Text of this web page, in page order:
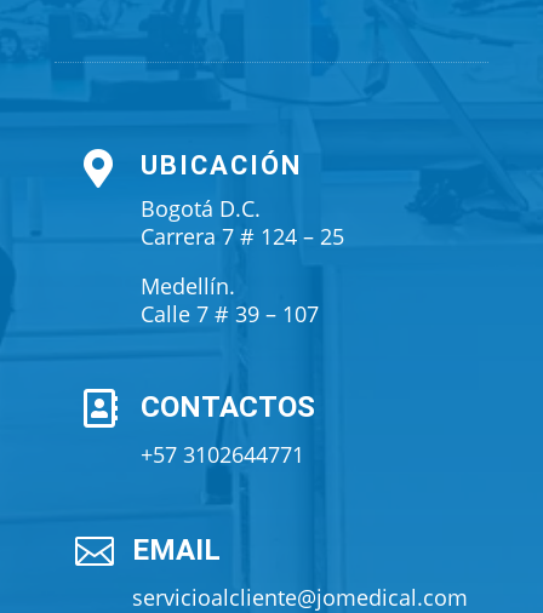
 UBICACIÓN
Bogotá D.C.
Carrera 7 # 124 – 25
Medellín.
Calle 7 # 39 – 107
 CONTACTOS
+57 3102644771
 EMAIL
servicioalcliente@jomedical.com